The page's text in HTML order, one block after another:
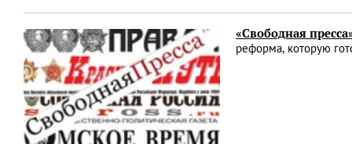
«Свободная
реформа, которую